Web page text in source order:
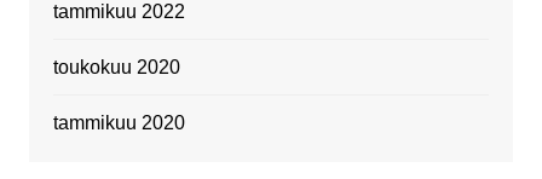
tammikuu 2022
toukokuu 2020
tammikuu 2020